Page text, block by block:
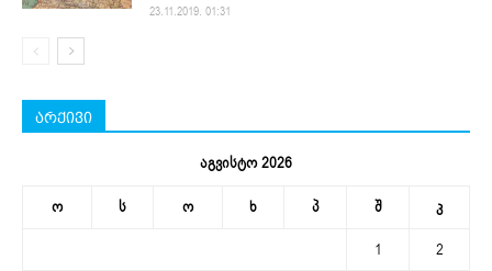
23.11.2019. 01:31
არქივი
აგვისტო 2026
ო ს ო ხ პ შ კ
1
2